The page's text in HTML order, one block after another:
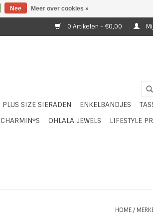
0 Artikelen - €0,00
PLUS SIZE SIERADEN ENKELBANDJES
CHARMIN*S OHLALA JEWELS
LIFESTYLE
HOME/
Nee Meer over cookies »